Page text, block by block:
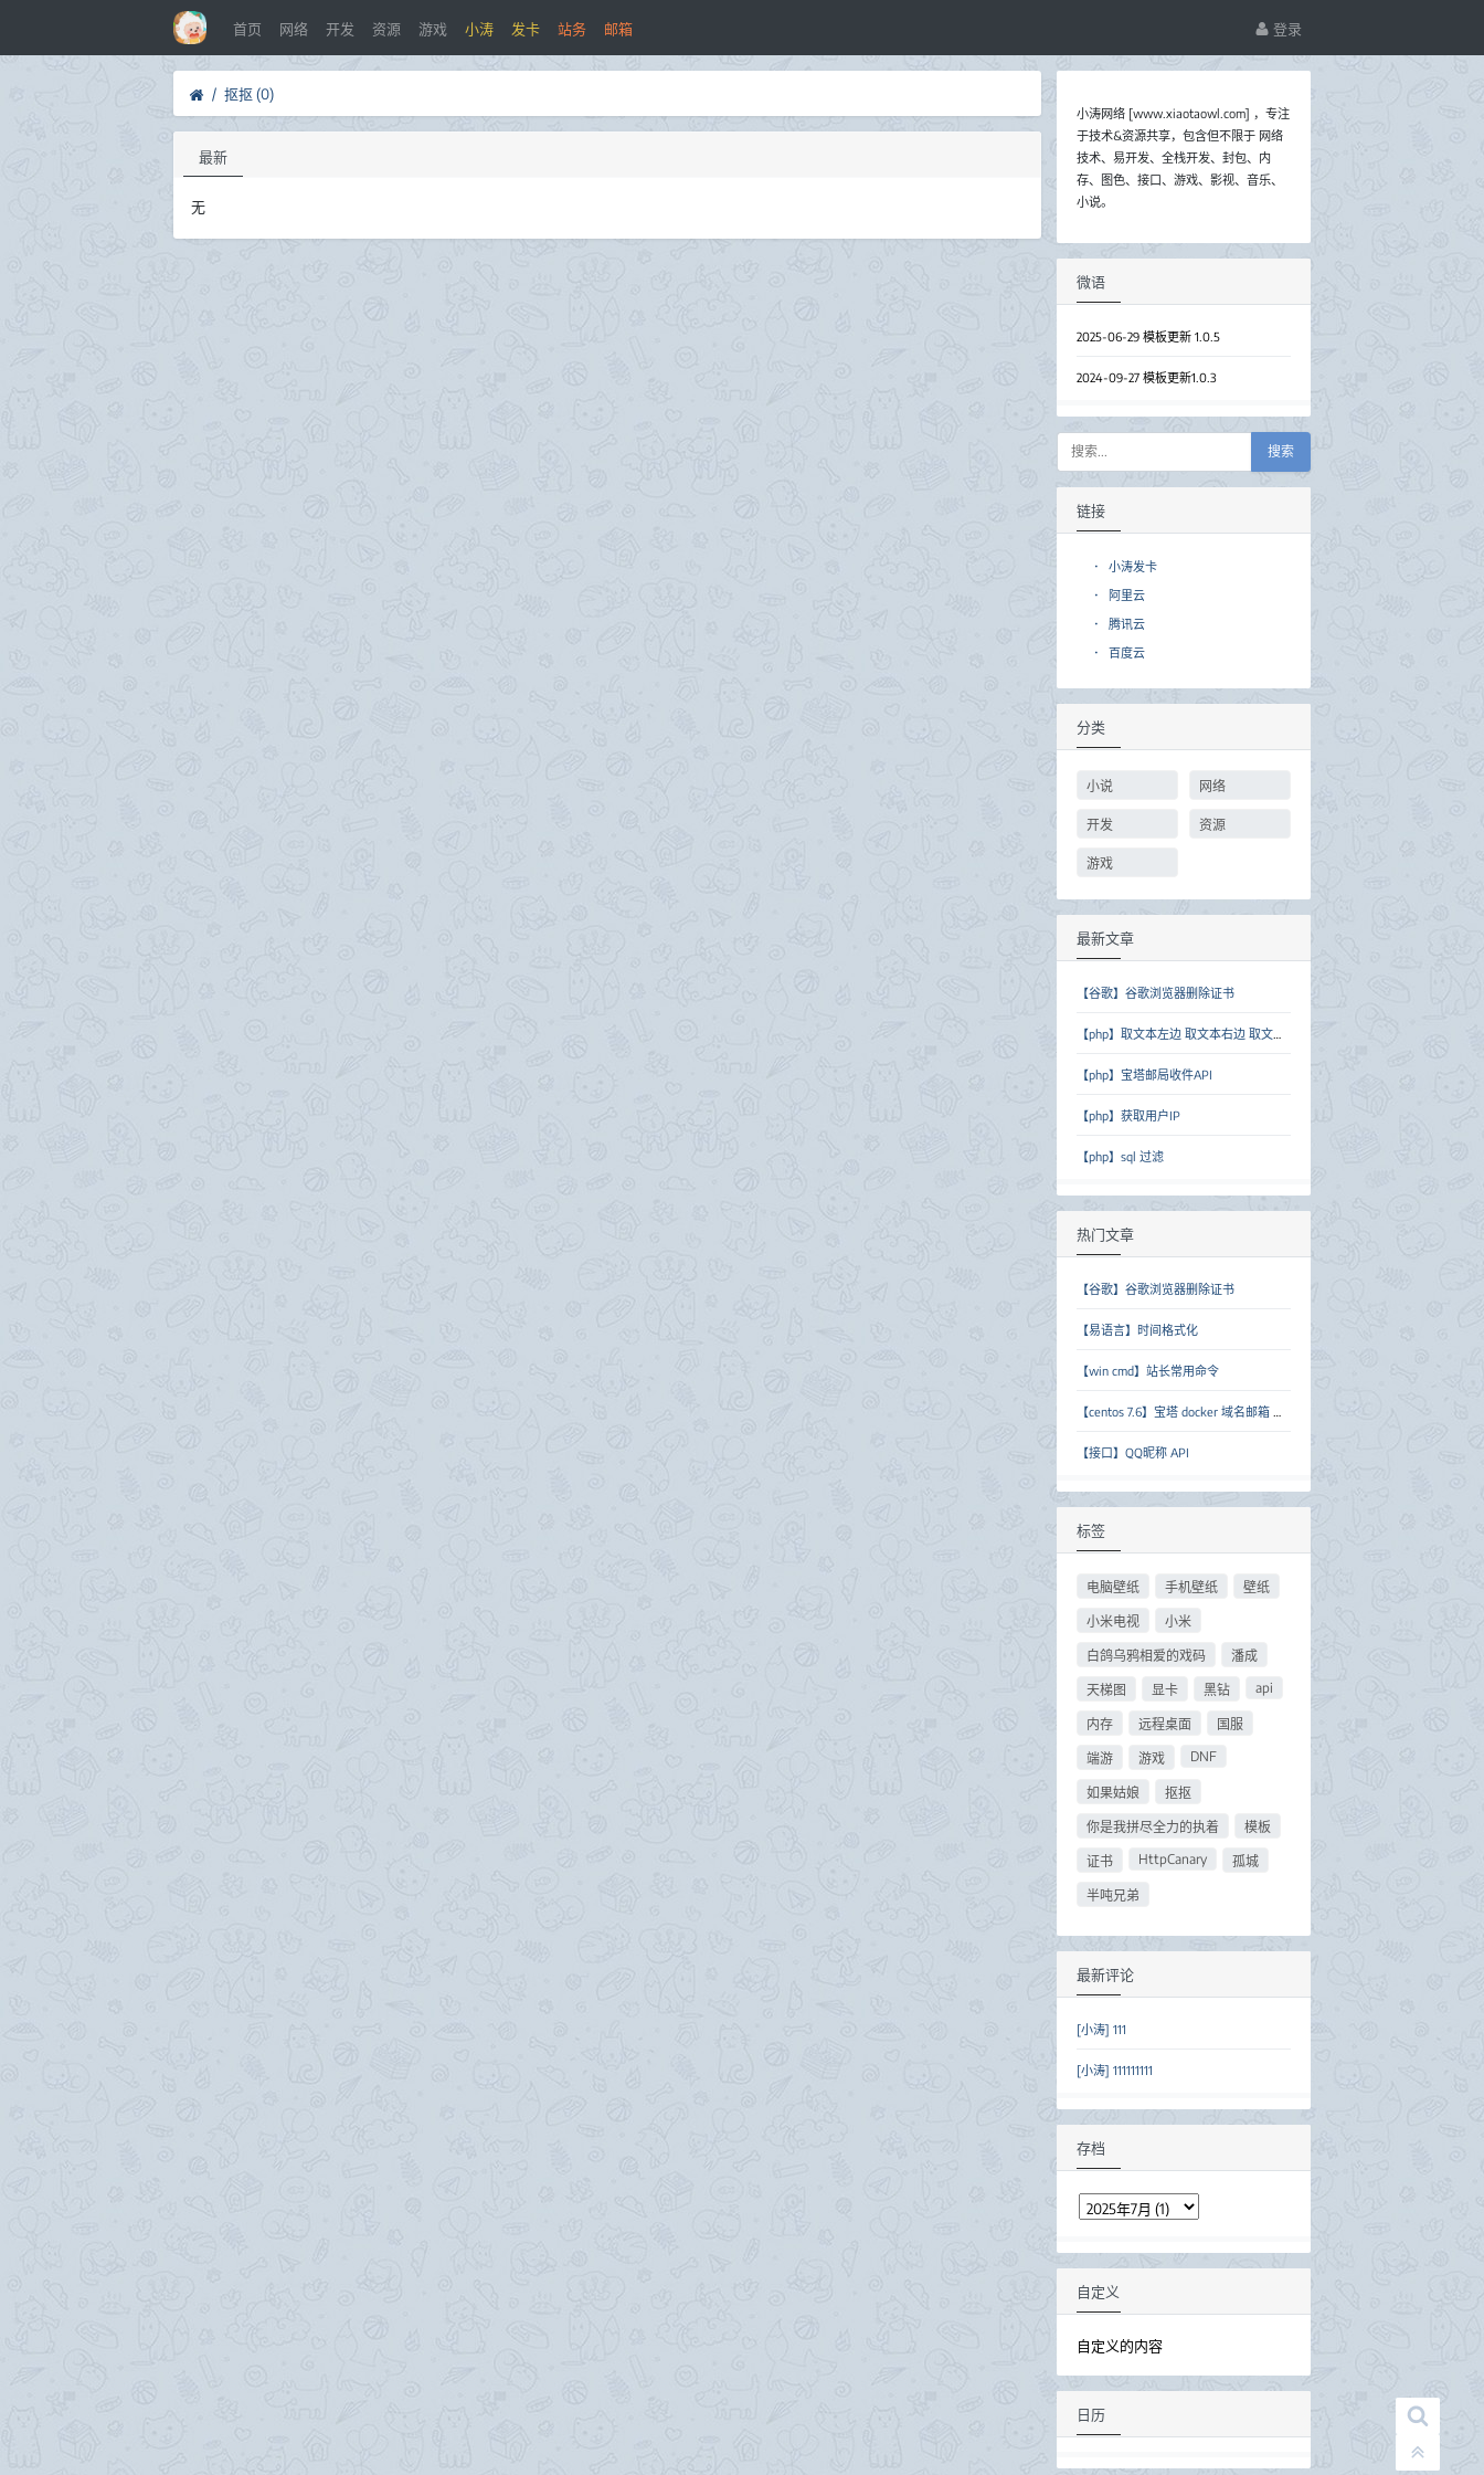
首页 网络 开发 资源 游戏 小涛 发卡 站务 邮箱 登录
/ 抠抠 (0)
最新
无
小涛网络 [www.xiaotaowl.com] ，专注
于技术&资源共享，包含但不限于 网络
技术、易开发、全栈开发、封包、内
存、图色、接口、游戏、影视、音乐、
小说。
微语
2025-06-29 模板更新 1.0.5
2024-09-27 模板更新1.0.3
搜索
链接
· 小涛发卡
· 阿里云
· 腾讯云
· 百度云
分类
小说 网络
开发 资源
游戏
最新文章
【谷歌】谷歌浏览器删除证书
【php】宝塔邮局收件API
【php】获取用户IP
【php】sql 过滤
热门文章
【谷歌】谷歌浏览器删除证书
【易语言】时间格式化
【win cmd】站长常用命令
【接口】QQ昵称 API
标签
电脑壁纸 手机壁纸 壁纸
小米电视 小米
白鸽乌鸦相爱的戏码 潘成
天梯图 显卡 黑钻 api
内存 远程桌面 国服
端游 游戏 DNF
如果姑娘 抠抠
你是我拼尽全力的执着 模板
证书 HttpCanary 孤城
半吨兄弟
最新评论
[小涛] 111
[小涛] 111111111
存档
自定义
自定义的内容
日历